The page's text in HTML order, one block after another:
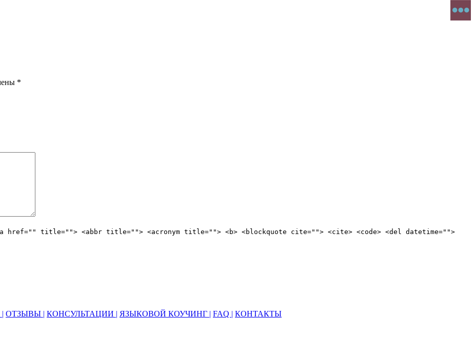
*
href="" title=""> <abbr title=""> <acronym title=""> <b> <blockquote cite=""> <cite> <code> <del datetime="">
ОТЗЫВЫ | КОНСУЛЬТАЦИИ | ЯЗЫКОВОЙ КОУЧИНГ | FAQ | КОНТАКТЫ